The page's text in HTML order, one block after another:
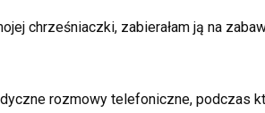
chrześniaczki, zabierałam ją na
rozmowy telefoniczne, podczas